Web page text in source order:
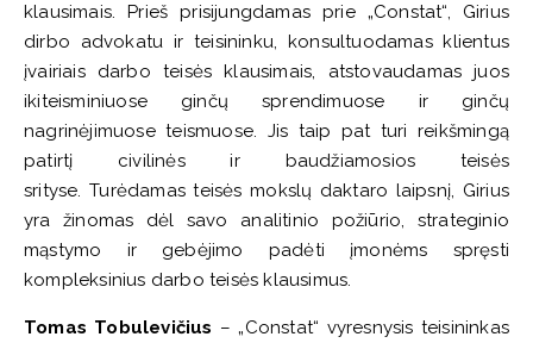
klausimais.Prieš prisijungdamas prie „Constat“, Girius
dirbo advokatu ir teisininku, konsultuodamas klientus
įvairiais darbo teisės klausimais, atstovaudamas juos
ikiteisminiuose ginčų sprendimuose ir ginčų
nagrinėjimuose teismuose. Jis taip pat turi reikšmingą
patirtį civilinės ir baudžiamosios teisės
srityse.Turėdamas teisės mokslų daktaro laipsnį, Girius
yra žinomas dėl savo analitinio požiūrio, strateginio
mąstymo ir gebėjimo padėti įmonėms spręsti
kompleksinius darbo teisės klausimus.
Tomas Tobulevičius – „Constat“ vyresnysis teisininkas